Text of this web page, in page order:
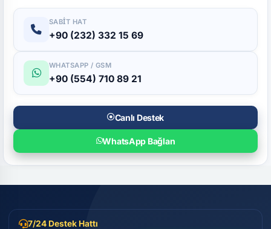
SABIT HAT
+90 (232) 332 15 69
WHATSAPP / GSM
+90 (554) 710 89 21
Canlı Destek
WhatsApp Bağlan
7/24 Destek Hattı